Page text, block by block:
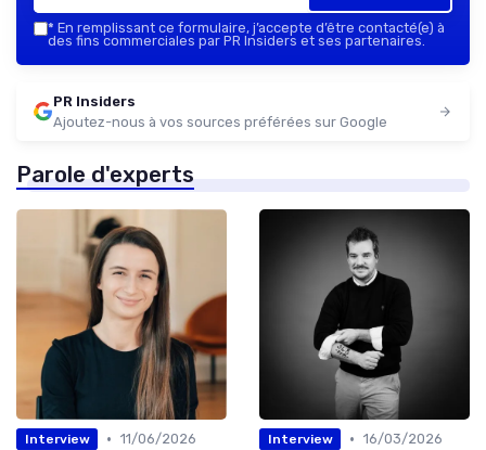
* En remplissant ce formulaire, j’accepte d’être contacté(e) à
des fins commerciales par PR Insiders et ses partenaires.
PR Insiders
Ajoutez-nous à vos sources préférées sur Google
Parole d'experts
Interview • 11/06/2026
Interview • 16/03/2026